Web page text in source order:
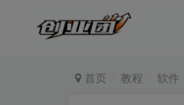
首页 教程 软件